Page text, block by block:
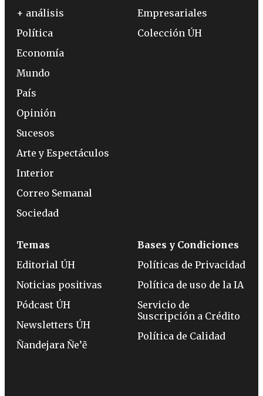
+ análisis
Política
Economía
Mundo
País
Opinión
Sucesos
Arte y Espectáculos
Interior
Correo Semanal
Sociedad
Empresariales
Colección ÚH
Temas
Editorial ÚH
Noticias positivas
Pódcast ÚH
Newsletters ÚH
Ñandejara Ñe’ẽ
Bases y Condiciones
Políticas de Privacidad
Política de uso de la IA
Servicio de
Suscripción a Crédito
Política de Calidad